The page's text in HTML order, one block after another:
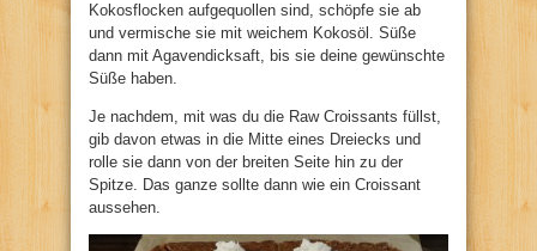
Kokosflocken aufgequollen sind, schöpfe sie ab
und vermische sie mit weichem Kokosöl. Süße
dann mit Agavendicksaft, bis sie deine gewünschte
Süße haben.
Je nachdem, mit was du die Raw Croissants füllst,
gib davon etwas in die Mitte eines Dreiecks und
rolle sie dann von der breiten Seite hin zu der
Spitze. Das ganze sollte dann wie ein Croissant
aussehen.